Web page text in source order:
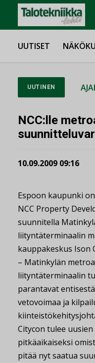
UUTISET
UUTINEN
NCC:lle
10.09.2009 09:16
Espoon kaupunki
NCC Property
suunnitella
liityntäterminaalin
kauppakeskus Ison
– Matinkylän
liityntäterminaalin
parantavat
vetovoimaa ja
Citycon tulee
pitkäaikaiseksi
pitää nyt saatua